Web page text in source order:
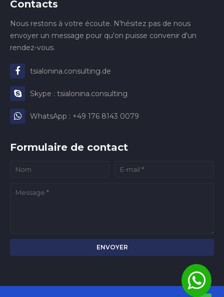
Contacts
Nous restons à votre écoute. N'hésitez pas de nous
envoyer un message pour qu'on puisse convenir d'un
rendez-vous.
tsialonina.consulting.de
Skype : tsialonina.consulting
WhatsApp : +49 176 8143 0079
Formulaire de contact